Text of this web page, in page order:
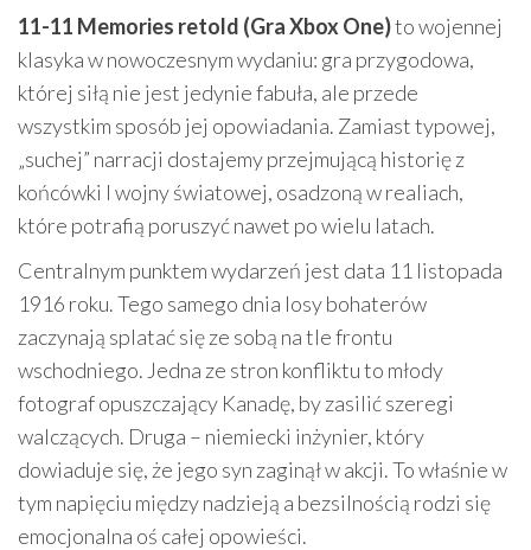
11-11 Memories retold (Gra Xbox One)to wojennej
klasyka w nowoczesnym wydaniu: gra przygodowa,
której siłą nie jest jedynie fabuła, ale przede
wszystkim sposób jej opowiadania. Zamiast typowej,
„suchej” narracji dostajemy przejmującą historię z
końcówki I wojny światowej, osadzoną w realiach,
które potrafią poruszyć nawet po wielu latach.
Centralnym punktem wydarzeń jest data 11 listopada
1916 roku. Tego samego dnia losy bohaterów
zaczynają splatać się ze sobą na tle frontu
wschodniego. Jedna ze stron konfliktu to młody
fotograf opuszczający Kanadę, by zasilić szeregi
walczących. Druga – niemiecki inżynier, który
dowiaduje się, że jego syn zaginął w akcji. To właśnie w
tym napięciu między nadzieją a bezsilnością rodzi się
emocjonalna oś całej opowieści.